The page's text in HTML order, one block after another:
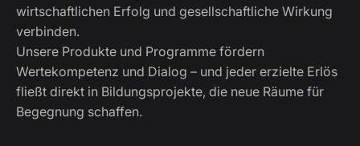
wirtschaftlichen Erfolg und gesellschaftliche Wirkung
verbinden.
Unsere Produkte und Programme fördern
Wertekompetenz und Dialog – und jeder erzielte Erlös
fließt direkt in Bildungsprojekte, die neue Räume für
Begegnung schaffen.